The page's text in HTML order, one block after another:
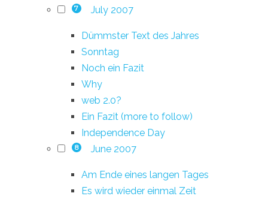
7 July 2007
Dümmster Text des Jahres
Sonntag
Noch ein Fazit
Why
web 2.0?
Ein Fazit (more to follow)
Independence Day
8 June 2007
Am Ende eines langen Tages
Es wird wieder einmal Zeit